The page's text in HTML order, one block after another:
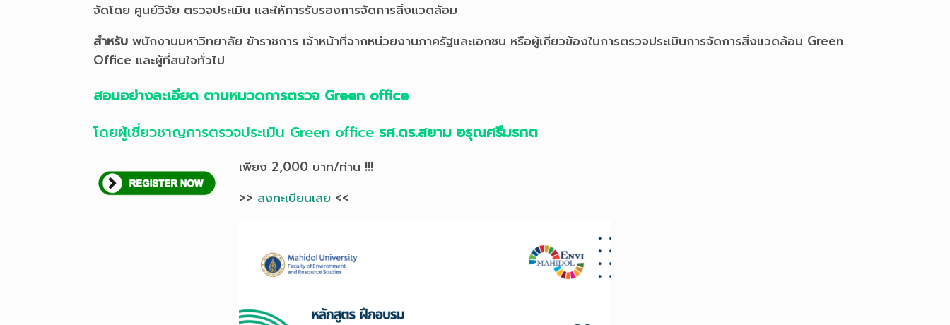
จัดโดย ศูนย์วิจัย ตรวจประเมิน และให้การรับรองการจัดการสิ่งแวดล้อม
สำหรับ พนักงานมหาวิทยาลัย ข้าราชการ เจ้าหน้าที่จากหน่วยงานภาครัฐและเอกชน หรือผู้เกี่ยวข้องในการตรวจประเมินการจัดการสิ่งแวดล้อม Green
Office และผู้ที่สนใจทั่วไป
สอนอย่างละเอียด ตามหมวดการตรวจ Green office
โดยผู้เชี่ยวชาญการตรวจประเมิน Green office รศ.ดร.สยาม อรุณศรีมรกต
เพียง 2,000 บาท/ท่าน !!!
>> ลงทะเบียนเลย<<